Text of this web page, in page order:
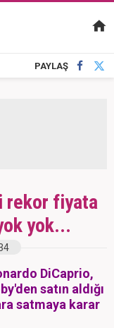
PAYLAŞ
rekor fiyata
yok...
DiCaprio,
satın aldığı
satmaya karar